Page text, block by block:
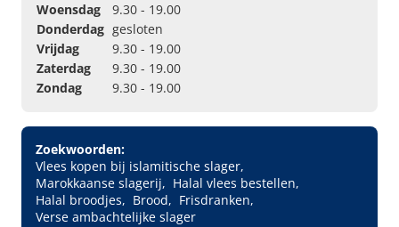
Woensdag
9.30 - 19.00
Donderdag gesloten
Vrijdag
9.30 - 19.00
Zaterdag
9.30 - 19.00
Zondag
9.30 - 19.00
Zoekwoorden:
Vlees kopen bij islamitische slager
Marokkaanse slagerij
Halal vlees bestellen
Halal broodjes
Brood
Frisdranken
Verse ambachtelijke slager